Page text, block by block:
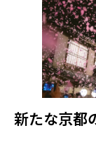
新たな京都